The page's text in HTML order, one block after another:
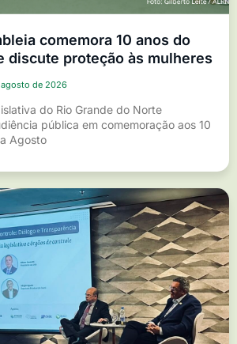
comemora 10 anos do
discute proteção às mulheres
agosto de 2026
do Rio Grande do Norte
pública em comemoração aos 10
Agosto